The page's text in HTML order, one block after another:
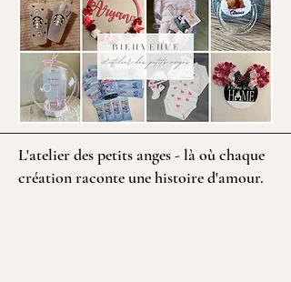
CONFECTIONS
1 à 10 jours
L'atelier des petits anges - là où chaque
création raconte une histoire d'amour.